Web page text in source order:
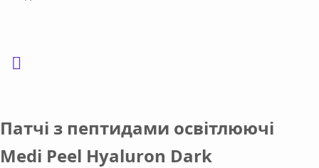
Патчі з пептидами освітлюючі
Medi Peel Hyaluron Dark